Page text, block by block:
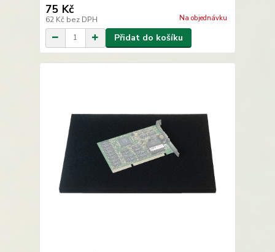
75 Kč
62 Kč bez DPH Na objednávku
Přidat do košíku